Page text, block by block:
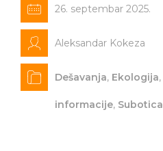
26. septembar 2025.
Aleksandar Kokeza
Dešavanja, Ekologija,
informacije, Subotica